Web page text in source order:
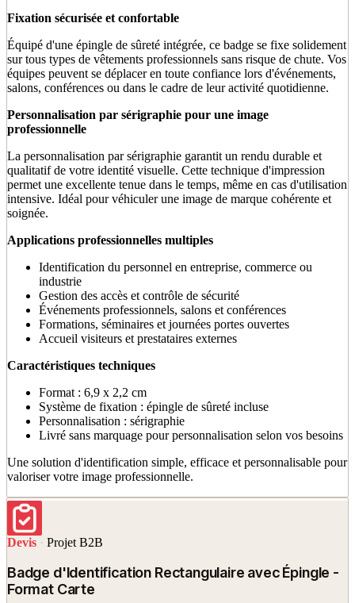
Fixation sécurisée et confortable
Équipé d'une épingle de sûreté intégrée, ce badge se fixe solidement
sur tous types de vêtements professionnels sans risque de chute. Vos
équipes peuvent se déplacer en toute confiance lors d'événements,
salons, conférences ou dans le cadre de leur activité quotidienne.
Personnalisation par sérigraphie pour une image
professionnelle
La personnalisation par sérigraphie garantit un rendu durable et
qualitatif de votre identité visuelle. Cette technique d'impression
permet une excellente tenue dans le temps, même en cas d'utilisation
intensive. Idéal pour véhiculer une image de marque cohérente et
soignée.
Applications professionnelles multiples
Identification du personnel en entreprise, commerce ou
industrie
Gestion des accès et contrôle de sécurité
Événements professionnels, salons et conférences
Formations, séminaires et journées portes ouvertes
Accueil visiteurs et prestataires externes
Caractéristiques techniques
Format : 6,9 x 2,2 cm
Système de fixation : épingle de sûreté incluse
Personnalisation : sérigraphie
Livré sans marquage pour personnalisation selon vos besoins
Une solution d'identification simple, efficace et personnalisable pour
valoriser votre image professionnelle.
Devis · Projet B2B
Badge d'Identification Rectangulaire avec Épingle -
Format Carte